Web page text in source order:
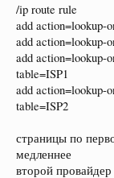
/ip route rule
add action=lookup-
add action=lookup-
add action=lookup-
table=ISP1
add action=lookup-
table=ISP2
страницы по
медленнее
второй